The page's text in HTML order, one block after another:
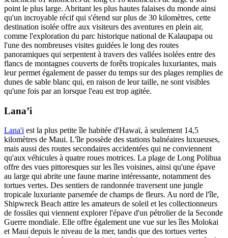
point le plus large. Abritant les plus hautes falaises du monde ainsi
qu'un incroyable récif qui s'étend sur plus de 30 kilomètres, cette
destination isolée offre aux visiteurs des aventures en plein air,
comme l'exploration du parc historique national de Kalaupapa ou
l'une des nombreuses visites guidées le long des routes
panoramiques qui serpentent à travers des vallées isolées entre des
flancs de montagnes couverts de forêts tropicales luxuriantes, mais
leur permet également de passer du temps sur des plages remplies de
dunes de sable blanc qui, en raison de leur taille, ne sont visibles
qu'une fois par an lorsque l'eau est trop agitée.
Lana’i
Lana'i est la plus petite île habitée d'Hawaï, à seulement 14,5
kilomètres de Maui. L'île possède des stations balnéaires luxueuses,
mais aussi des routes secondaires accidentées qui ne conviennent
qu'aux véhicules à quatre roues motrices. La plage de Long Polihua
offre des vues pittoresques sur les îles voisines, ainsi qu'une épave
au large qui abrite une faune marine intéressante, notamment des
tortues vertes. Des sentiers de randonnée traversent une jungle
tropicale luxuriante parsemée de champs de fleurs. Au nord de l'île,
Shipwreck Beach attire les amateurs de soleil et les collectionneurs
de fossiles qui viennent explorer l'épave d'un pétrolier de la Seconde
Guerre mondiale. Elle offre également une vue sur les îles Molokai
et Maui depuis le niveau de la mer, tandis que des tortues vertes